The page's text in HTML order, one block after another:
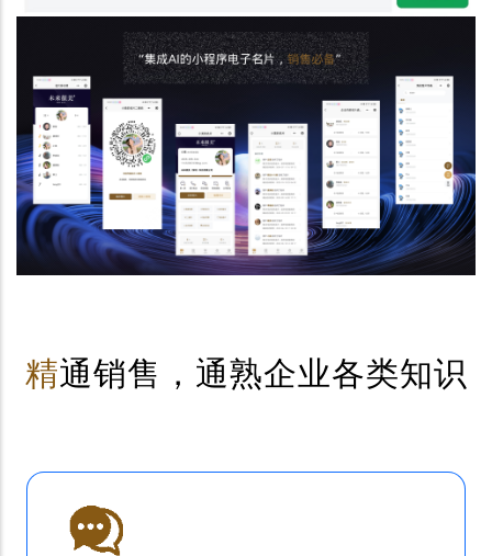
精通销售，通熟企业各类知识